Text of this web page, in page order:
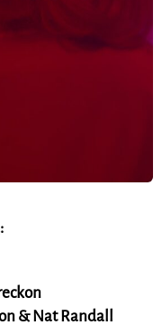
:
& Nat Randall